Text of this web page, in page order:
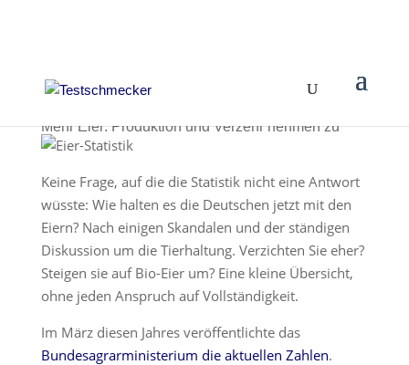
Mehr Eier: Produktion und Verzehr nehmen zu
Keine Frage, auf die die Statistik nicht eine Antwort
wüsste: Wie halten es die Deutschen jetzt mit den
Eiern? Nach einigen Skandalen und der ständigen
Diskussion um die Tierhaltung. Verzichten Sie eher?
Steigen sie auf Bio-Eier um? Eine kleine Übersicht,
ohne jeden Anspruch auf Vollständigkeit.
Im März diesen Jahres veröffentlichte das
Bundesagrarministerium die aktuellen Zahlen.